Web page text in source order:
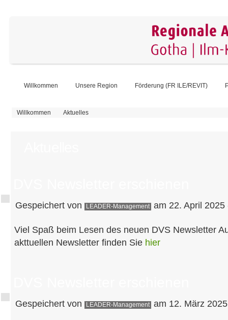
Willkommen Unsere Region Förderung (FR ILE/REVIT)
Sie sind hier
Willkommen Aktuelles
Gespeichert von LEADER-Management am 22. April 2025
Viel Spaß beim Lesen des neuen DVS Newsletter
akttuellen Newsletter finden Sie hier
Gespeichert von LEADER-Management am 12. März